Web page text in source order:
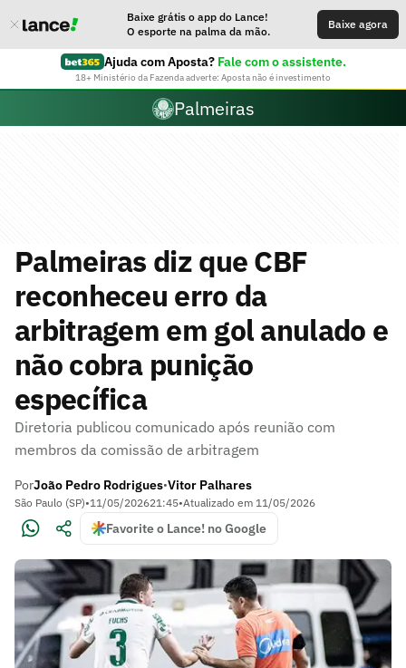
Baixe grátis o app do Lance!
O esporte na palma da mão.
Baixe agora
Ajuda com Aposta? Fale com o assistente.
18+ Ministério da Fazenda adverte: Aposta não é investimento
Palmeiras
Palmeiras diz que CBF
reconheceu erro da
arbitragem em gol anulado e
não cobra punição
específica
Diretoria publicou comunicado após reunião com
membros da comissão de arbitragem
PorJoão Pedro Rodrigues•Vitor Palhares
São Paulo (SP)•11/05/202621:45•Atualizado em 11/05/2026
Favorite o Lance! no Google